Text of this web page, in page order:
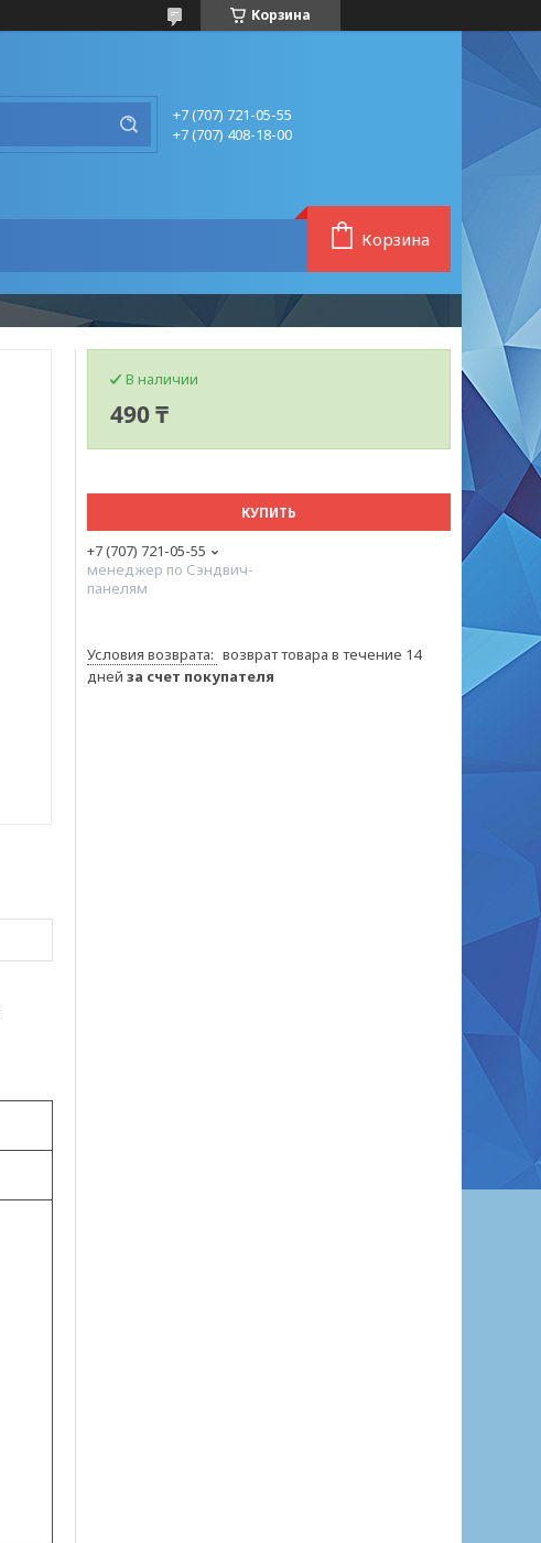
Корзина
+7 (707) 721-05-55
+7 (707) 408-18-00
Корзина
В наличии
490 ₸
КУПИТЬ
+7 (707) 721-05-55
менеджер по Сэндвич-
панелям
возврат товара в течение 14
дней за счет покупателя